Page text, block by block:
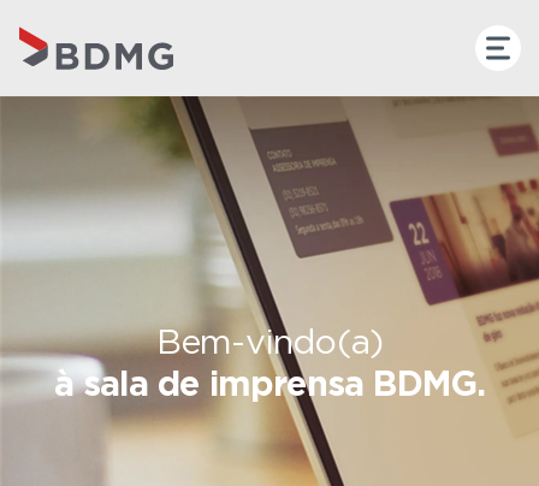
Bem-vindo(a)
à sala de imprensa BDMG.